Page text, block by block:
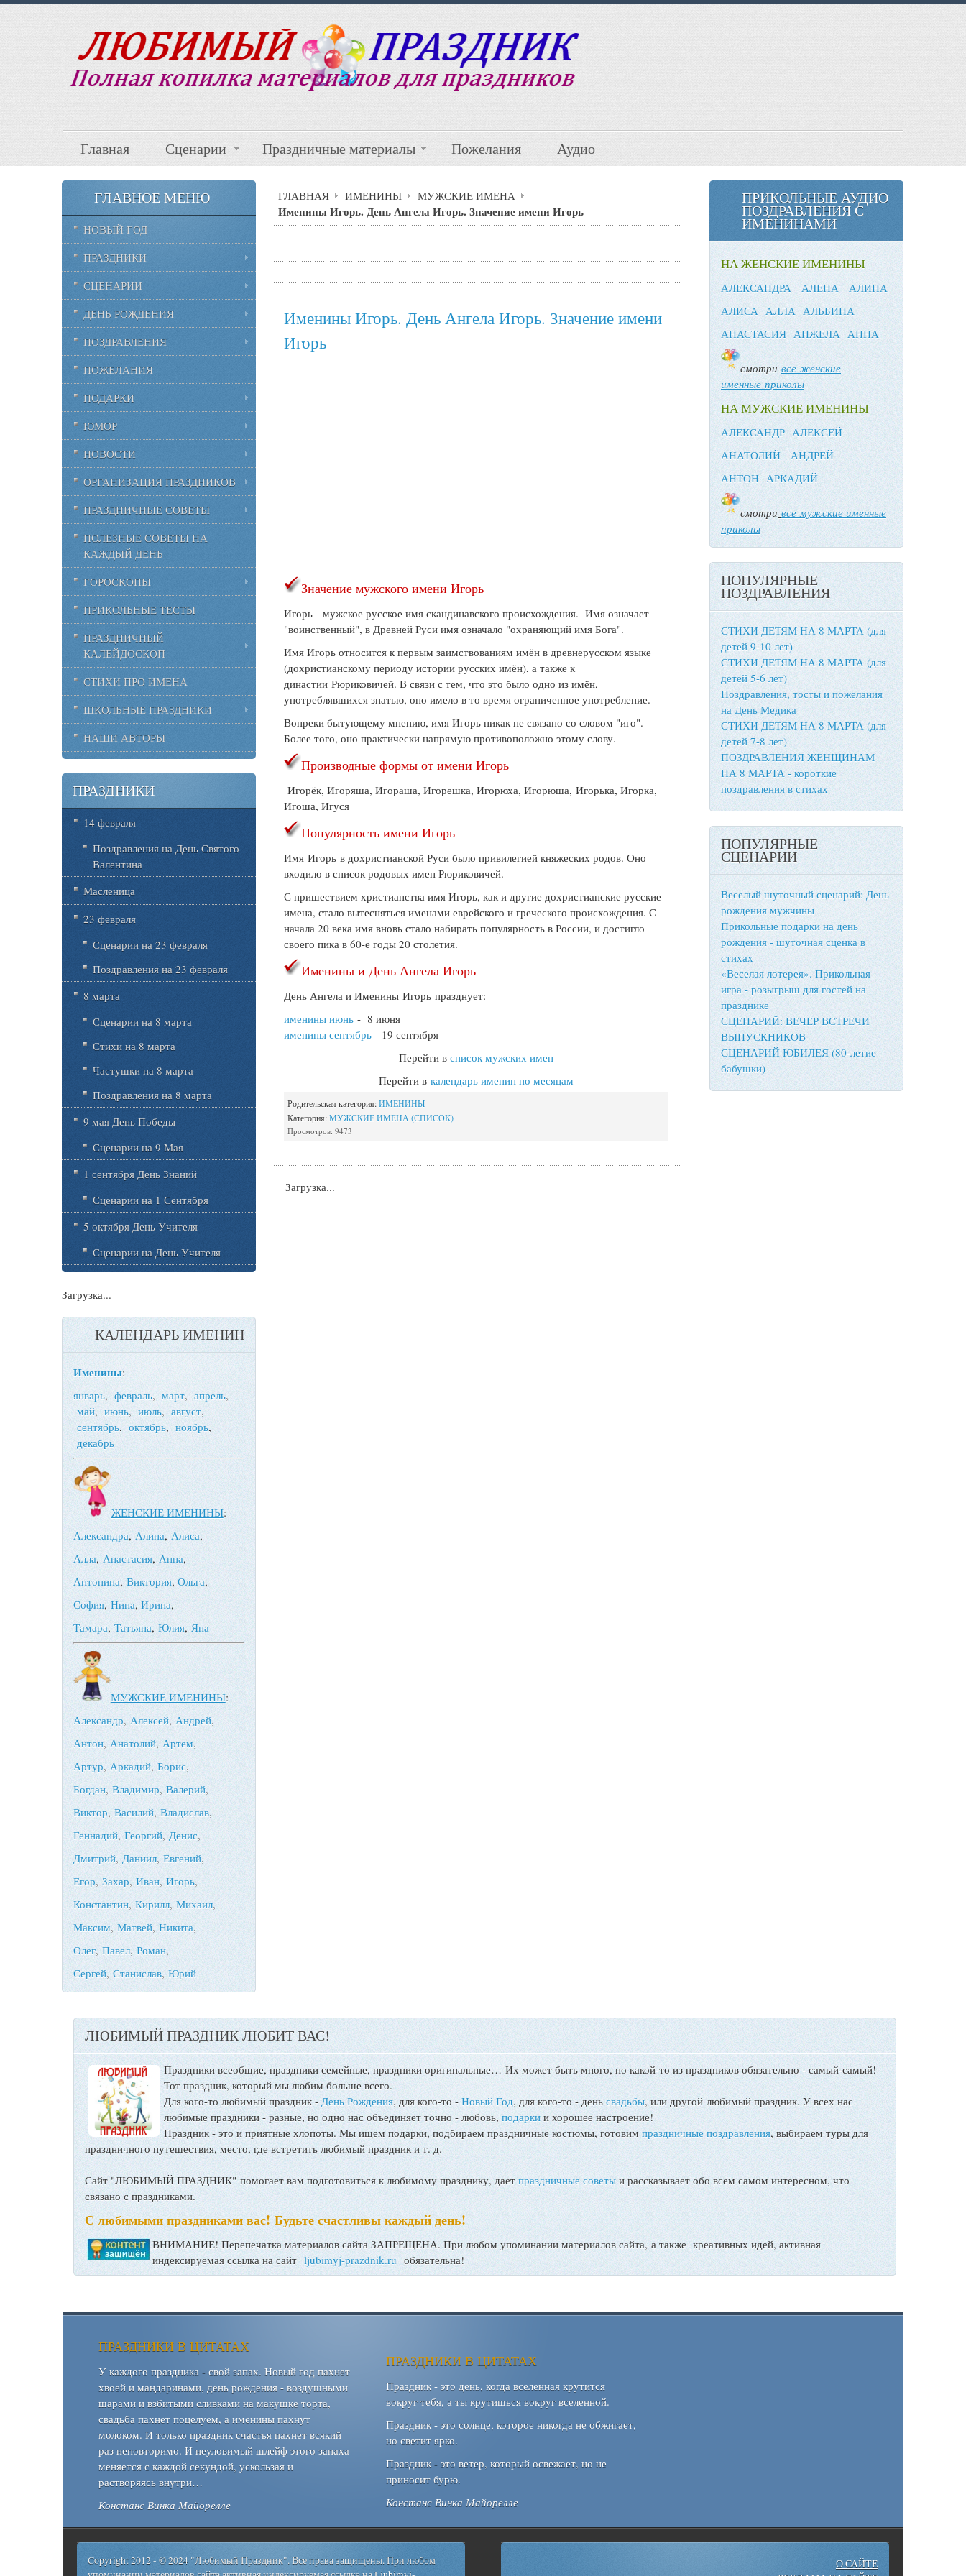
Главная Сценарии Праздничные материалы Пожелания Аудио
ГЛАВНАЯ ИМЕНИНЫ МУЖСКИЕ ИМЕНА
Именины Игорь. День Ангела Игорь. Значение имени Игорь
Именины Игорь. День Ангела Игорь. Значение имени
Игорь
Значение мужского имени Игорь
Игорь - мужское русское имя скандинавского происхождения. Имя означает
"воинственный", в Древней Руси имя означало "охраняющий имя Бога".
Имя Игорь относится к первым заимствованиям имён в древнерусском языке
(дохристианскому периоду истории русских имён), а также к
династии Рюриковичей. В связи с тем, что это было одно из имён,
употреблявшихся знатью, оно имело в то время ограниченное употребление.
Вопреки бытующему мнению, имя Игорь никак не связано со словом "иго".
Более того, оно практически напрямую противоположно этому слову.
Производные формы от имени Игорь
Игорёк, Игоряша, Игораша, Игорешка, Игорюха, Игорюша, Игорька, Игорка,
Игоша, Игуся
Популярность имени Игорь
Имя Игорь в дохристианской Руси было привилегией княжеских родов. Оно
входило в список родовых имен Рюриковичей.
С пришествием христианства имя Игорь, как и другие дохристианские русские
имена, стало вытесняться именами еврейского и греческого происхождения. С
начала 20 века имя вновь стало набирать популярность в России, и достигло
своего пика в 60-е годы 20 столетия.
Именины и День Ангела Игорь
День Ангела и Именины Игорь празднует:
именины июнь - 8 июня
именины сентябрь - 19 сентября
Перейти в список мужских имен
Перейти в календарь именин по месяцам
Родительская категория:ИМЕНИНЫ
Категория:МУЖСКИЕ ИМЕНА (СПИСОК)
Просмотров: 9473
Загрузка...
ГЛАВНОЕ МЕНЮ
НОВЫЙ ГОД
ПРАЗДНИКИ
СЦЕНАРИИ
ДЕНЬ РОЖДЕНИЯ
ПОЗДРАВЛЕНИЯ
ПОЖЕЛАНИЯ
ПОДАРКИ
ЮМОР
НОВОСТИ
ОРГАНИЗАЦИЯ ПРАЗДНИКОВ
ПРАЗДНИЧНЫЕ СОВЕТЫ
ПОЛЕЗНЫЕ СОВЕТЫ НА
КАЖДЫЙ ДЕНЬ
ГОРОСКОПЫ
ПРИКОЛЬНЫЕ ТЕСТЫ
ПРАЗДНИЧНЫЙ
КАЛЕЙДОСКОП
СТИХИ ПРО ИМЕНА
ШКОЛЬНЫЕ ПРАЗДНИКИ
НАШИ АВТОРЫ
ПРАЗДНИКИ
14 февраля
Поздравления на День Святого
Валентина
Масленица
23 февраля
Сценарии на 23 февраля
Поздравления на 23 февраля
8 марта
Сценарии на 8 марта
Стихи на 8 марта
Частушки на 8 марта
Поздравления на 8 марта
9 мая День Победы
Сценарии на 9 Мая
1 сентября День Знаний
Сценарии на 1 Сентября
5 октября День Учителя
Сценарии на День Учителя
Загрузка...
КАЛЕНДАРЬ ИМЕНИН
Именины:
январь,февраль, март, апрель,
май, июнь, июль,август,
сентябрь, октябрь, ноябрь,
декабрь
ЖЕНСКИЕ ИМЕНИНЫ:
Александра, Алина, Алиса,
Алла, Анастасия,Анна,
Антонина,Виктория,Ольга,
София, Нина, Ирина,
Тамара, Татьяна,Юлия, Яна
МУЖСКИЕ ИМЕНИНЫ:
Александр,Алексей,Андрей,
Антон, Анатолий,Артем,
Артур,Аркадий, Борис,
Богдан, Владимир,Валерий,
Виктор,Василий,Владислав,
Геннадий,Георгий, Денис,
Дмитрий,Даниил, Евгений,
Егор, Захар,Иван, Игорь,
Константин, Кирилл,Михаил,
Максим,Матвей, Никита,
Олег,Павел,Роман,
Сергей,Станислав,Юрий
ПРИКОЛЬНЫЕ АУДИО
ПОЗДРАВЛЕНИЯ С
ИМЕНИНАМИ
НА ЖЕНСКИЕ ИМЕНИНЫ
АЛЕКСАНДРА АЛЕНА
АЛИНА
АЛИСА АЛЛА АЛЬБИНА
АНАСТАСИЯ АНЖЕЛА АННА
смотри все женские
именные приколы
НА МУЖСКИЕ ИМЕНИНЫ
АЛЕКСАНДР АЛЕКСЕЙ
АНАТОЛИЙ
АНДРЕЙ
АНТОН АРКАДИЙ
смотри все мужские именные
приколы
ПОПУЛЯРНЫЕ
ПОЗДРАВЛЕНИЯ
СТИХИ ДЕТЯМ НА 8 МАРТА (для
детей 9-10 лет)
СТИХИ ДЕТЯМ НА 8 МАРТА (для
детей 5-6 лет)
Поздравления, тосты и пожелания
на День Медика
СТИХИ ДЕТЯМ НА 8 МАРТА (для
детей 7-8 лет)
ПОЗДРАВЛЕНИЯ ЖЕНЩИНАМ
НА 8 МАРТА - короткие
поздравления в стихах
ПОПУЛЯРНЫЕ
СЦЕНАРИИ
Веселый шуточный сценарий: День
рождения мужчины
Прикольные подарки на день
рождения - шуточная сценка в
стихах
«Веселая лотерея». Прикольная
игра - розыгрыш для гостей на
празднике
СЦЕНАРИЙ: ВЕЧЕР ВСТРЕЧИ
ВЫПУСКНИКОВ
СЦЕНАРИЙ ЮБИЛЕЯ (80-летие
бабушки)
ЛЮБИМЫЙ ПРАЗДНИК ЛЮБИТ ВАС!
Праздники всеобщие, праздники семейные, праздники оригинальные… Их может быть много, но какой-то из праздников обязательно - самый-самый!
Тот праздник, который мы любим больше всего.
Для кого-то любимый праздник -День Рождения, для кого-то - Новый Год, для кого-то - день свадьбы, или другой любимый праздник. У всех нас
любимые праздники - разные, но одно нас объединяет точно - любовь, подарки и хорошее настроение!
Праздник - это и приятные хлопоты. Мы ищем подарки, подбираем праздничные костюмы, готовим праздничные поздравления, выбираем туры для
праздничного путешествия, место, где встретить любимый праздник и т. д.
Сайт "ЛЮБИМЫЙ ПРАЗДНИК" помогает вам подготовиться к любимому празднику, даетпраздничные советыи рассказывает обо всем самом интересном, что
связано с праздниками.
С любимыми праздниками вас! Будьте счастливы каждый день!
ВНИМАНИЕ! Перепечатка материалов сайта ЗАПРЕЩЕНА. При любом упоминании материалов сайта, а также креативных идей, активная
индексируемая ссылка на сайт ljubimyj-prazdnik.ru обязательна!
ПРАЗДНИКИ В ЦИТАТАХ
У каждого праздника - свой запах. Новый год пахнет
хвоей и мандаринами, день рождения - воздушными
шарами и взбитыми сливками на макушке торта,
свадьба пахнет поцелуем, а именины пахнут
молоком. И только праздник счастья пахнет всякий
раз неповторимо. И неуловимый шлейф этого запаха
меняется с каждой секундой, ускользая и
растворяясь внутри…
Констанс Винка Майорелле
ПРАЗДНИКИ В ЦИТАТАХ
Праздник - это день, когда вселенная крутится
вокруг тебя, а ты крутишься вокруг вселенной.
Праздник - это солнце, которое никогда не обжигает,
но светит ярко.
Праздник - это ветер, который освежает, но не
приносит бурю.
Констанс Винка Майорелле
Copyright 2012 - © 2024 "Любимый Праздник". Все права защищены. При любом
О САЙТЕ